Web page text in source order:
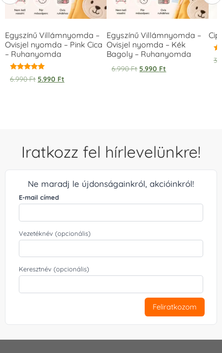
Egyszínű Villámnyomda –
Ovisjel nyomda – Pink Cica
– Ruhanyomda
Értékelés:
5.00
6.990Ft 5.990 Ft
Egyszínű Villámnyomda –
Ovisjel nyomda – Kék
Bagoly – Ruhanyomda
6.990Ft 5.990 Ft
Iratkozz fel hírlevelünkre!
Ne maradj le újdonságainkról, akcióinkról!
E-mail címed
Vezetéknév (opcionális)
Keresztnév (opcionális)
Feliratkozom